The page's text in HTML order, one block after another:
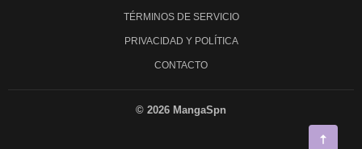
TÉRMINOS DE SERVICIO
PRIVACIDAD Y POLÍTICA
CONTACTO
© 2026 MangaSpn